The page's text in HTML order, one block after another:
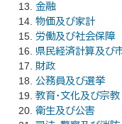
金融
物価及び家計
労働及び社会保障
県民経済計算及び
財政
公務員及び選挙
教育・文化及び宗教
衛生及び公害